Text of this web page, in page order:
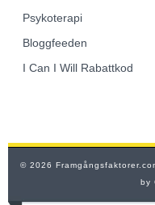
Psykoterapi
Bloggfeeden
I Can I Will Rabattkod
© 2026
by